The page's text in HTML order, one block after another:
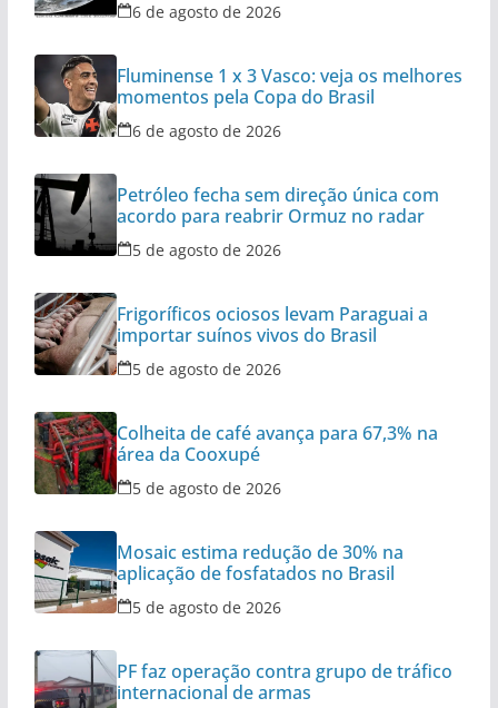
6 de agosto de 2026
Fluminense 1 x 3 Vasco: veja os melhores
momentos pela Copa do Brasil
6 de agosto de 2026
Petróleo fecha sem direção única com
acordo para reabrir Ormuz no radar
5 de agosto de 2026
Frigoríficos ociosos levam Paraguai a
importar suínos vivos do Brasil
5 de agosto de 2026
Colheita de café avança para 67,3% na
área da Cooxupé
5 de agosto de 2026
Mosaic estima redução de 30% na
aplicação de fosfatados no Brasil
5 de agosto de 2026
PF faz operação contra grupo de tráfico
internacional de armas